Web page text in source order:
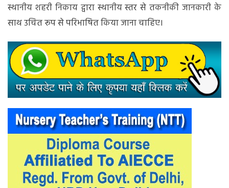
स्थानीय शहरी निकाय द्वारा स्थानीय स्तर से तकनीकी जानकारी के
साथ उचित रूप से परिभाषित किया जाना चाहिए।